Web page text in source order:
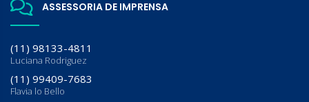
ASSESSORIA DE IMPRENSA
(11) 98133-4811
Luciana Rodriguez
(11) 99409-7683
Flavia lo Bello